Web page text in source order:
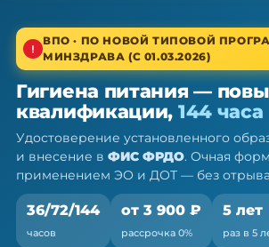
Высшее звено · новая типовая
Гигиена питания — ПК,
Очно (практика) + теория онлайн,
работы
ВПО · ПО НОВОЙ ТИПОВОЙ
МИНЗДРАВА (С 01.03.2026)
Гигиена питания —
квалификации, 144 часа
Удостоверение установленного
и внесение в ФИС ФРДО. Очная
применением ЭО и ДОТ — без отрыва
36/72/144
часов
от 3 900 ₽
рассрочка 0%
5 лет
раз в 5